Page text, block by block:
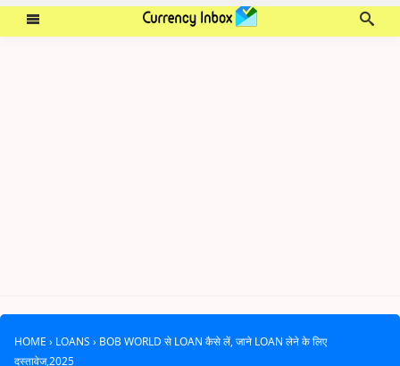
HOME › LOANS › BOB WORLD से LOAN कैसे लें, जाने LOAN लेने के लिए
दस्तावेज,2025